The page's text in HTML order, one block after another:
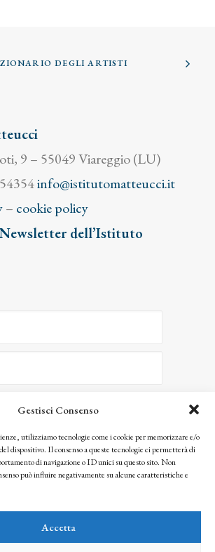
Gestisci Consenso
utilizziamo tecnologie come i cookie per memorizzare e/o
dispositivo. Il consenso a queste tecnologie ci permetterà di
di navigazione o ID unici su questo sito. Non
può influire negativamente su alcune caratteristiche e
Accetta
DEGLI ARTISTI
9 – 55049 Viareggio (LU)
info@istitutomatteucci.it
– cookie policy
dell’Istituto
ISCRIVITI
riconosci che le tue informazioni saranno trattate
Policy
right reserved
proprietari dei diritti e dell’Istituto Matteucci